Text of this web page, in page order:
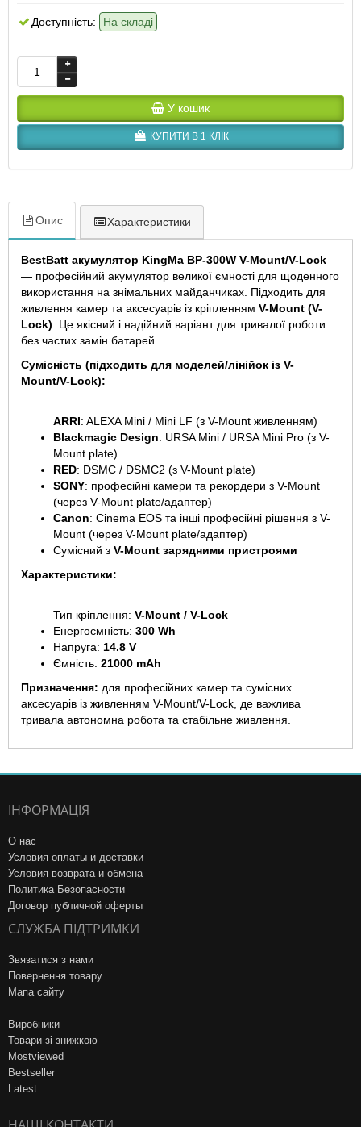
Доступність: На складі
У кошик
КУПИТИ В 1 КЛІК
Опис Характеристики
BestBatt акумулятор KingMa BP-300W V-Mount/V-Lock
— професійний акумулятор великої ємності для щоденного
використання на знімальних майданчиках. Підходить для
живлення камер та аксесуарів із кріпленням V-Mount (V-
Lock) . Це якісний і надійний варіант для тривалої роботи
без частих замін батарей.
Сумісність (підходить для моделей/лінійок із V-
Mount/V-Lock):
ARRI: ALEXA Mini / Mini LF (з V-Mount живленням)
Blackmagic Design: URSA Mini / URSA Mini Pro (з V-
Mount plate)
RED: DSMC / DSMC2 (з V-Mount plate)
SONY: професійні камери та рекордери з V-Mount
(через V-Mount plate/адаптер)
Canon: Cinema EOS та інші професійні рішення з V-
Mount (через V-Mount plate/адаптер)
Сумісний з V-Mount зарядними пристроями
Характеристики:
Тип кріплення: V-Mount / V-Lock
Енергоємність: 300 Wh
Напруга: 14.8 V
Ємність: 21000 mAh
Призначення: для професійних камер та сумісних
аксесуарів із живленням V-Mount/V-Lock, де важлива
тривала автономна робота та стабільне живлення.
ІНФОРМАЦІЯ
О нас
Условия оплаты и доставки
Условия возврата и обмена
Политика Безопасности
Договор публичной оферты
СЛУЖБА ПІДТРИМКИ
Звязатися з нами
Повернення товару
Мапа сайту
Виробники
Товари зі знижкою
Mostviewed
Bestseller
Latest